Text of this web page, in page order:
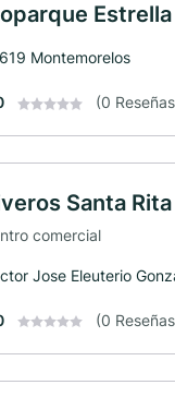
Estrella
Montemorelos
(0
Santa Rita
comercial
Jose Eleuterio
(0